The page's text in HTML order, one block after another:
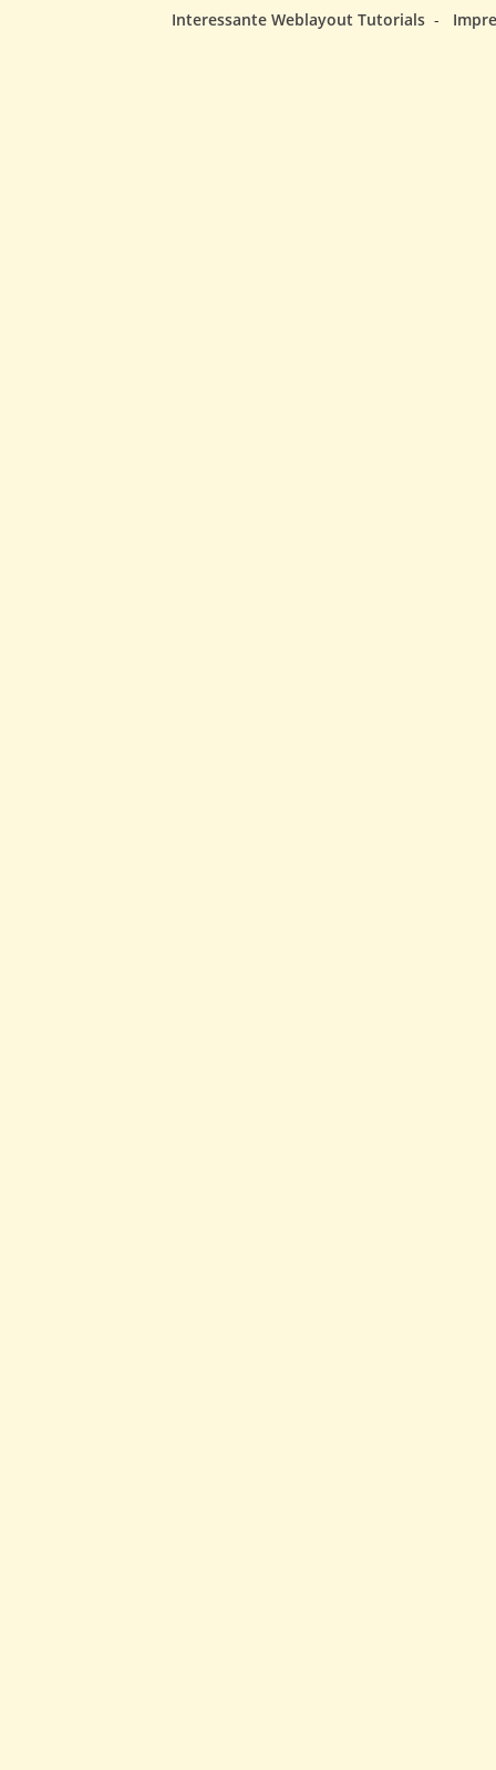
Interessante Weblayout Tutorials -